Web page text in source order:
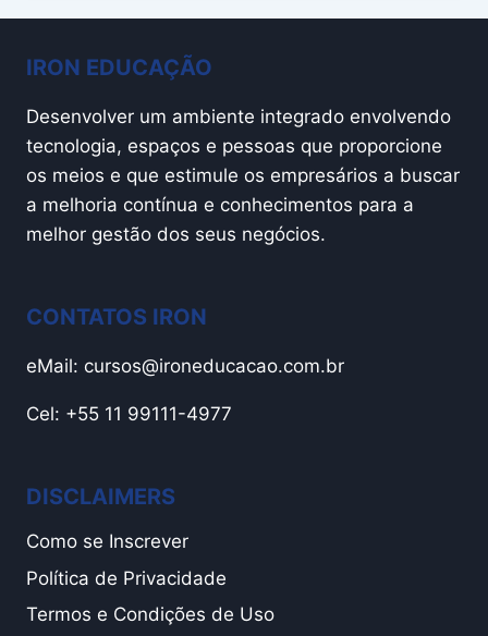
IRON EDUCAÇÃO
Desenvolver um ambiente integrado envolvendo
tecnologia, espaços e pessoas que proporcione
os meios e que estimule os empresários a buscar
a melhoria contínua e conhecimentos para a
melhor gestão dos seus negócios.
CONTATOS IRON
eMail: cursos@ironeducacao.com.br
Cel: +55 11 99111-4977
DISCLAIMERS
Como se Inscrever
Política de Privacidade
Termos e Condições de Uso